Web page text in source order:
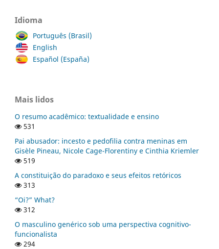
Idioma
Português (Brasil)
English
Español (España)
Mais lidos
O resumo acadêmico: textualidade e ensino
531
Pai abusador: incesto e pedofilia contra meninas em
Gisèle Pineau, Nicole Cage-Florentiny e Cinthia Kriemler
519
A constituição do paradoxo e seus efeitos retóricos
313
“Oi?” What?
312
O masculino genérico sob uma perspectiva cognitivo-
funcionalista
294